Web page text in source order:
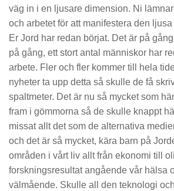
väg in i en ljusare dimension. Ni
och arbetet för att manifestera den
Er Jord har redan börjat. Det är på
på gång, ett stort antal människor har
arbete. Fler och fler kommer till hela
nyheter ta upp detta så skulle de få
spaltmeter. Det är nu så mycket som
fram i gömmorna så de skulle knappt
missat allt det som de alternativa
och det är så mycket, kära barn på
områden i vårt liv allt från ekonomi till
forskningsresultat angående vår hälsa
välmående. Skulle all den teknologi